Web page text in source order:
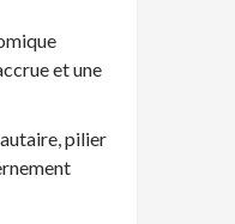
et une
pilier